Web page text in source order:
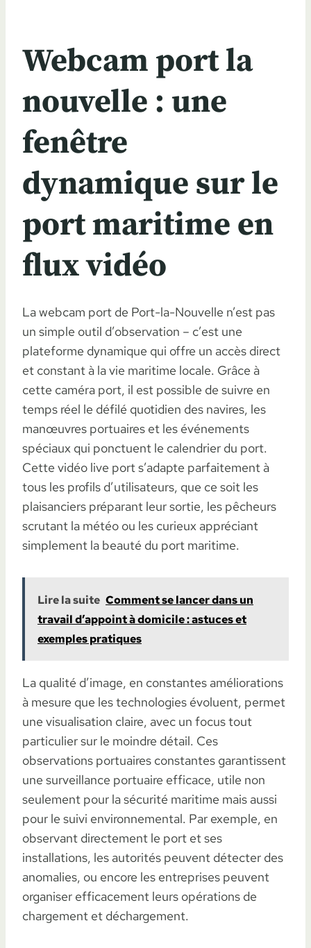
Webcam port la
nouvelle : une
fenêtre
dynamique sur le
port maritime en
flux vidéo
La webcam port de Port-la-Nouvelle n’est pas
un simple outil d’observation – c’est une
plateforme dynamique qui offre un accès direct
et constant à la vie maritime locale. Grâce à
cette caméra port, il est possible de suivre en
temps réel le défilé quotidien des navires, les
manœuvres portuaires et les événements
spéciaux qui ponctuent le calendrier du port.
Cette vidéo live port s’adapte parfaitement à
tous les profils d’utilisateurs, que ce soit les
plaisanciers préparant leur sortie, les pêcheurs
scrutant la météo ou les curieux appréciant
simplement la beauté du port maritime.
Lire la suite Comment se lancer dans un
travail d’appoint à domicile : astuces et
exemples pratiques
La qualité d’image, en constantes améliorations
à mesure que les technologies évoluent, permet
une visualisation claire, avec un focus tout
particulier sur le moindre détail. Ces
observations portuaires constantes garantissent
une surveillance portuaire efficace, utile non
seulement pour la sécurité maritime mais aussi
pour le suivi environnemental. Par exemple, en
observant directement le port et ses
installations, les autorités peuvent détecter des
anomalies, ou encore les entreprises peuvent
organiser efficacement leurs opérations de
chargement et déchargement.